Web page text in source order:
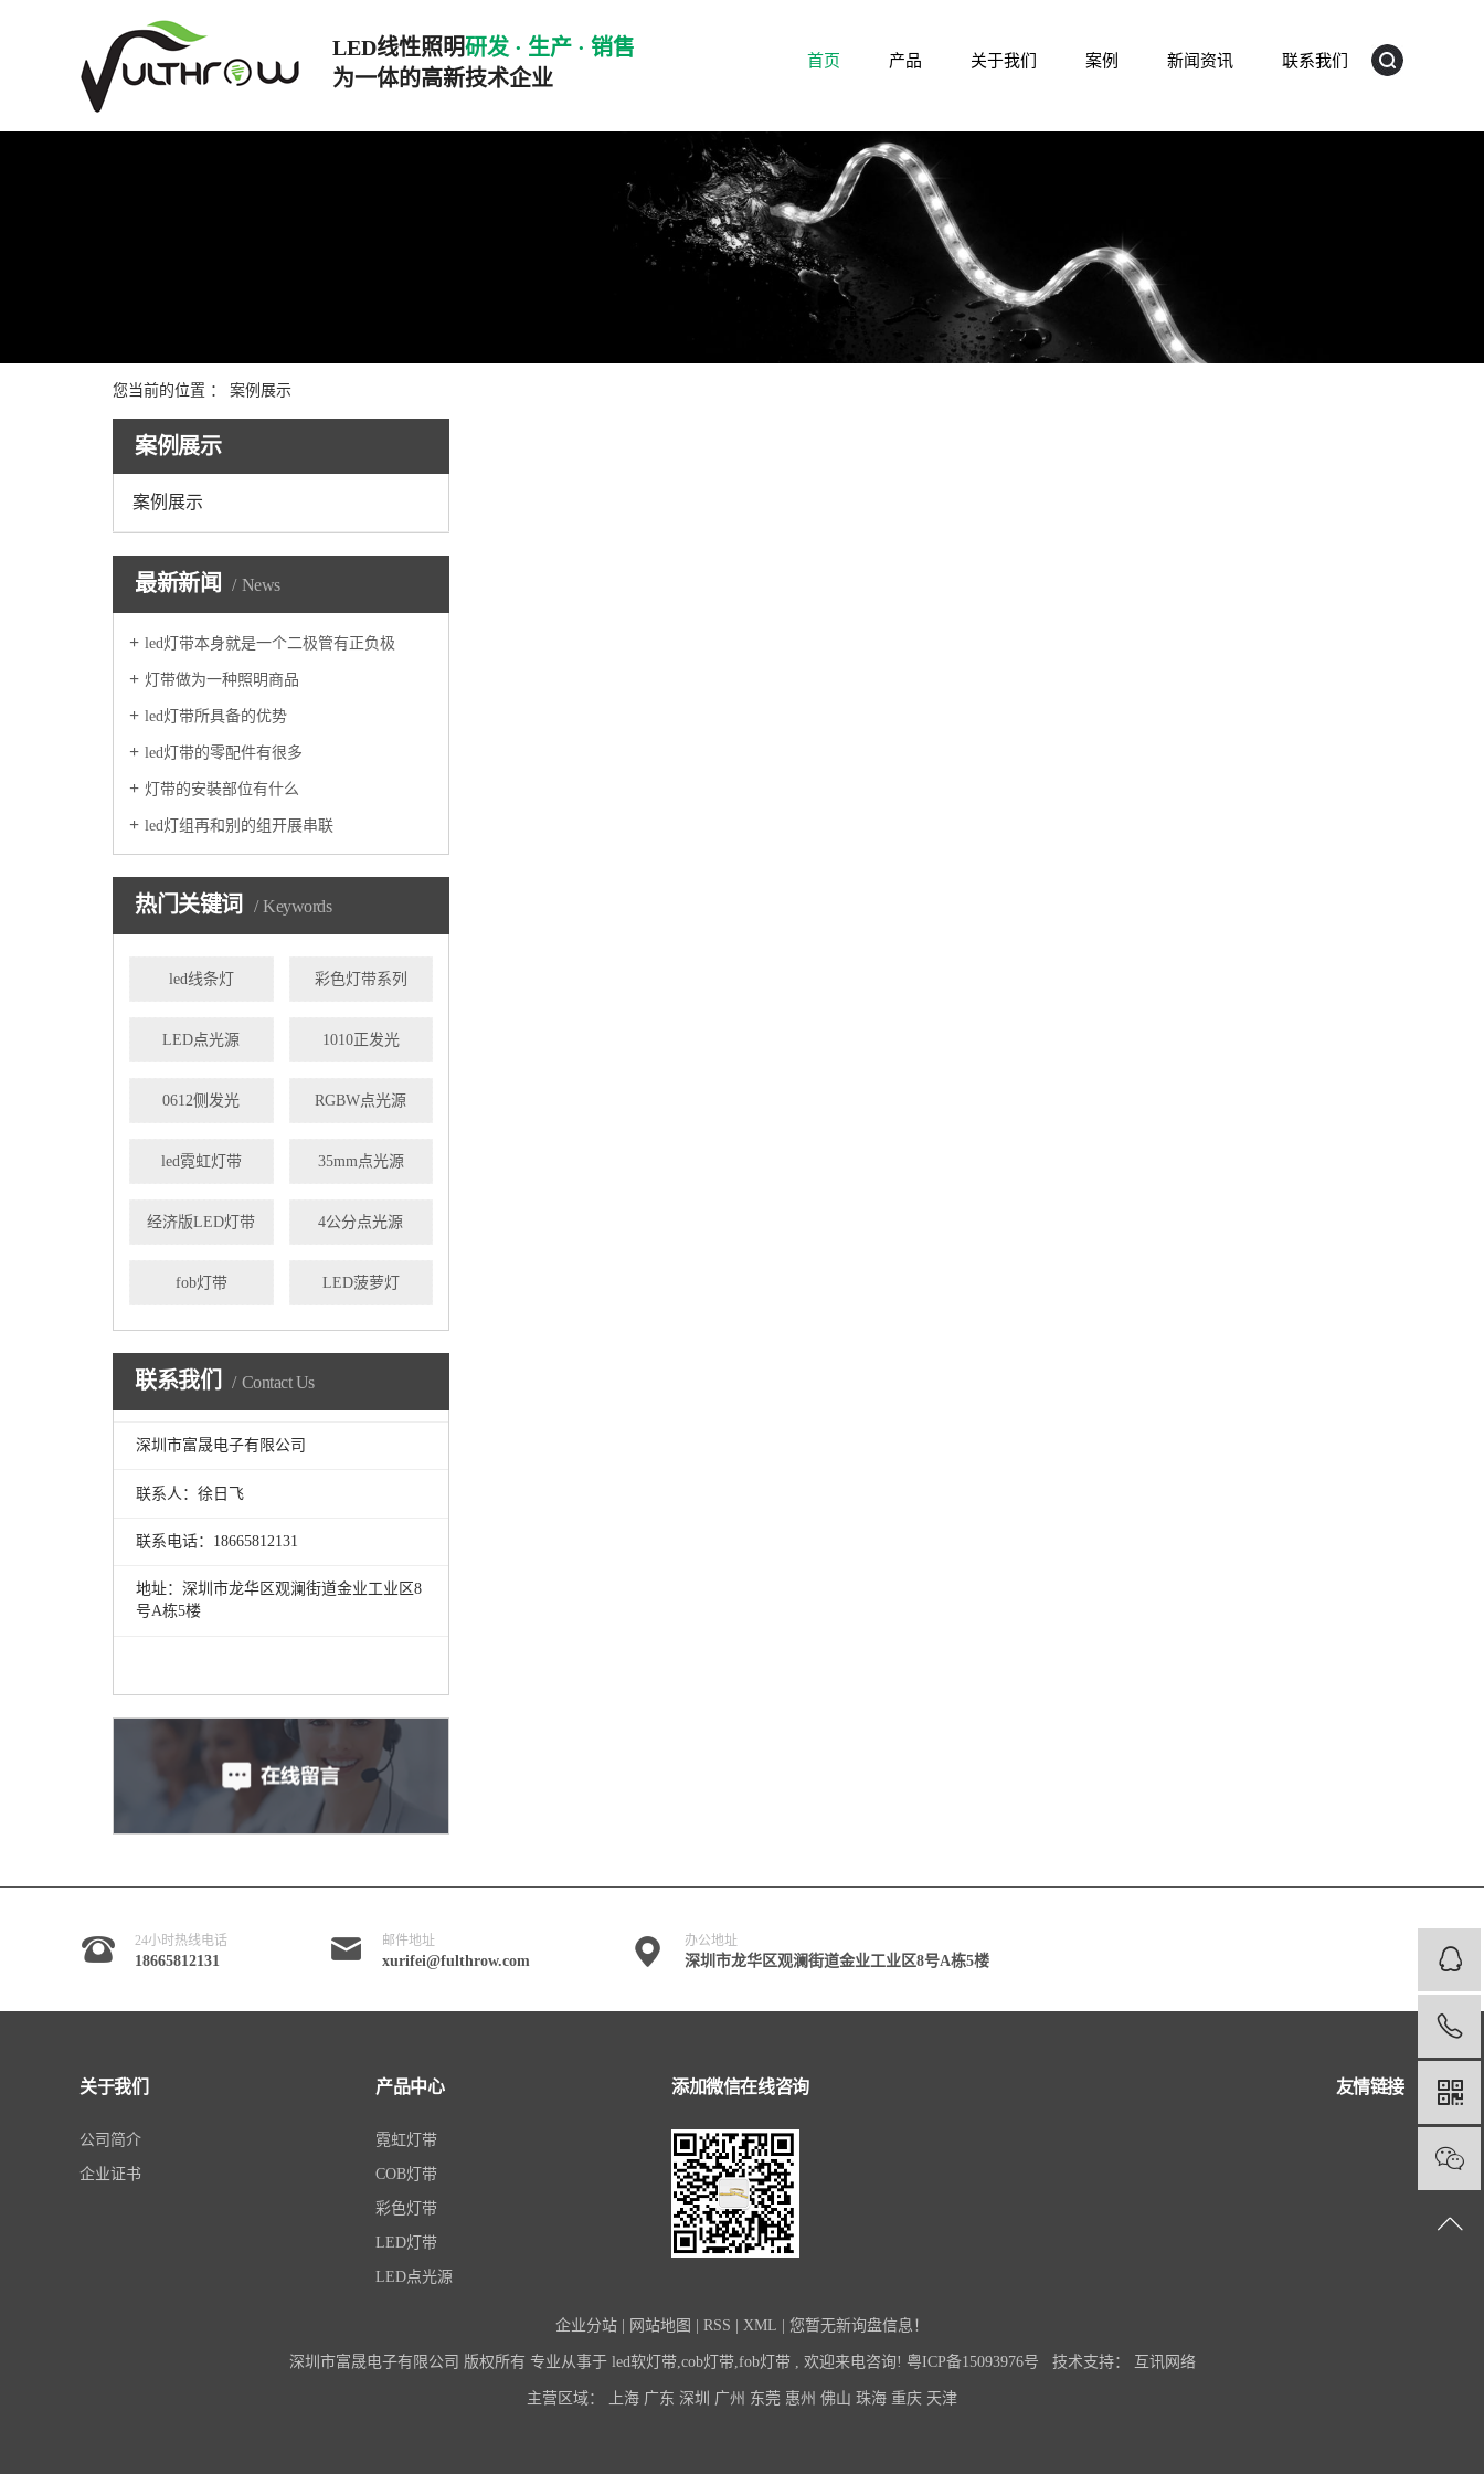
LED线性照明研发 · 生产 · 销售
为一体的高新技术企业
首页 产品 关于我们 案例 新闻资讯 联系我们
您当前的位置 ： 案例展示
案例展示
案例展示
最新新闻 News
led灯带本身就是一个二极管有正负极
灯带做为一种照明商品
led灯带所具备的优势
led灯带的零配件有很多
灯带的安裝部位有什么
led灯组再和别的组开展串联
热门关键词 Keywords
led线条灯 彩色灯带系列
LED点光源 1010正发光
0612侧发光 RGBW点光源
led霓虹灯带 35mm点光源
经济版LED灯带 4公分点光源
fob灯带 LED菠萝灯
联系我们 Contact Us
深圳市富晟电子有限公司
联系人：徐日飞
联系电话：18665812131
地址：深圳市龙华区观澜街道金业工业区8
号A栋5楼
24小时热线电话
18665812131
邮件地址
xurifei@fulthrow.com
办公地址
深圳市龙华区观澜街道金业工业区8号A栋5楼
关于我们
公司简介
企业证书
产品中心
霓虹灯带
COB灯带
彩色灯带
LED灯带
LED点光源
添加微信在线咨询 友情链接
企业分站 | 网站地图 | RSS | XML | 您暂无新询盘信息！
深圳市富晟电子有限公司 版权所有 专业从事于 led软灯带, cob灯带, fob灯带, 欢迎来电咨询! 粤ICP备15093976号 技术支持： 互讯网络
主营区域： 上海 广东 深圳 广州 东莞 惠州 佛山 珠海 重庆 天津